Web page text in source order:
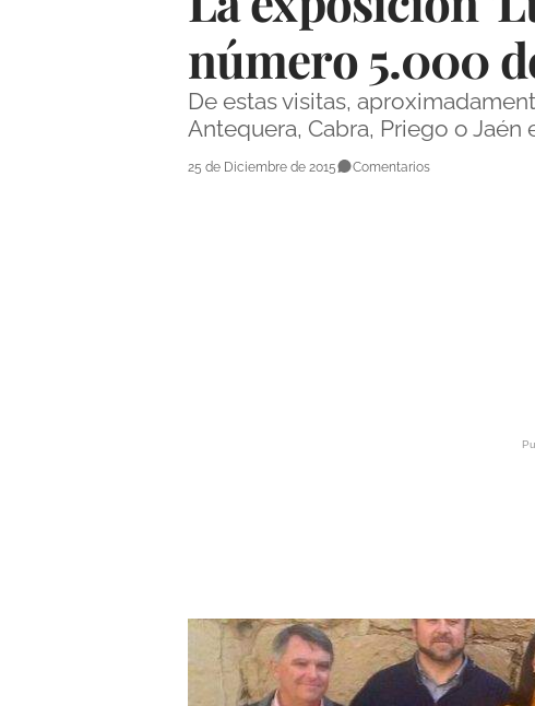
número 5.000
De estas visitas,
Antequera, Cabra, Priego o Jaén
25 de Diciembre de 2015 Comentarios